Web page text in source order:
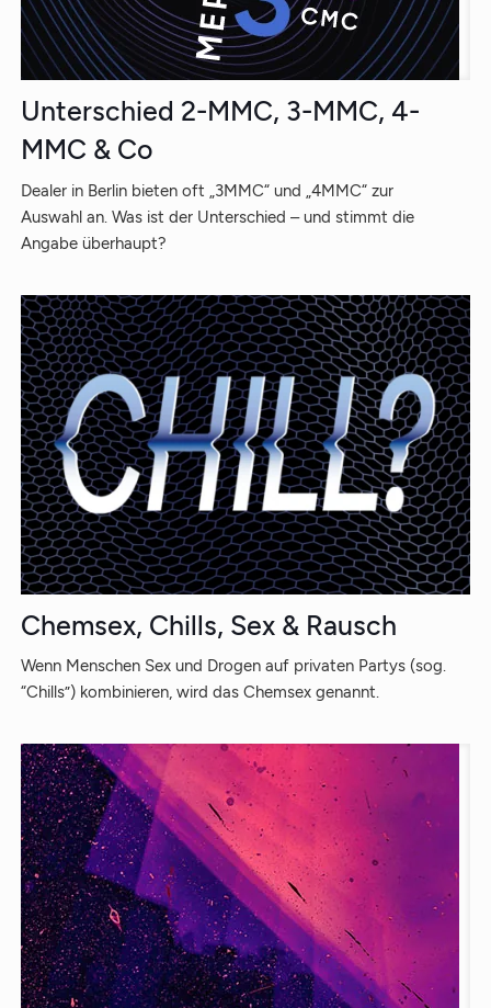
Unterschied 2-MMC, 3-MMC, 4-
MMC & Co
Dealer in Berlin bieten oft „3MMC“ und „4MMC“ zur
Auswahl an. Was ist der Unterschied – und stimmt die
Angabe überhaupt?
Chemsex, Chills, Sex & Rausch
Wenn Menschen Sex und Drogen auf privaten Partys (sog.
“Chills”) kombinieren, wird das Chemsex genannt.